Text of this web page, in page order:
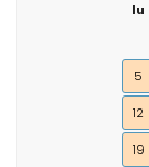
lu
5
12
19